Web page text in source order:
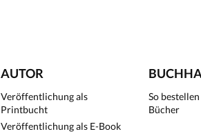
AUTOR
Veröffentlichung als
Printbucht
Veröffentlichung als E-Book
So
Bücher